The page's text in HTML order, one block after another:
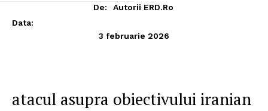
De:
Autorii ERD.ro
Data:
3 februarie 2026
atacul asupra obiectivului iranian